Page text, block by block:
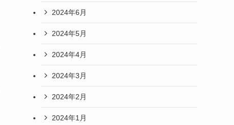
2024年6月
2024年5月
2024年4月
2024年3月
2024年2月
2024年1月